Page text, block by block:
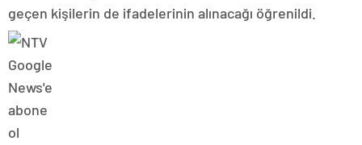
geçen kişilerin de ifadelerinin alınacağı öğrenildi.